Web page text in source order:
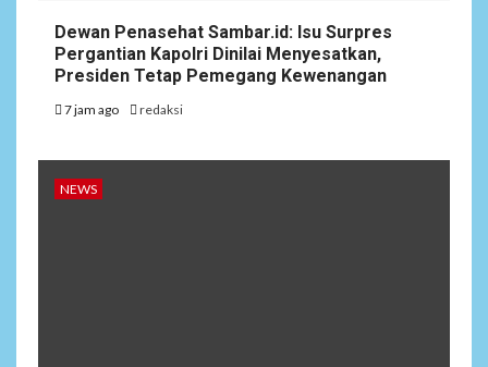
SD Negeri Gunung Susu
Tongkrongi Pemprov
Dewan Penasehat Sambar.id: Isu Surpres
Pergantian Kapolri Dinilai Menyesatkan,
Presiden Tetap Pemegang Kewenangan
7 jam ago redaksi
NEWS